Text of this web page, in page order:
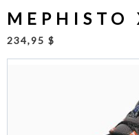
MEPHISTO
234,95 $